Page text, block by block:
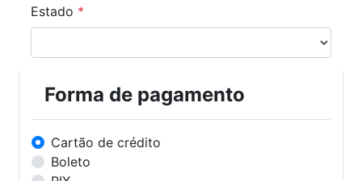
Estado *
Forma de pagamento
Cartão de crédito
Boleto